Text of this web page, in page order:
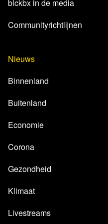
met als doel om de wereld
Steun je ons?
Lees 23 reacties
blckbx in de media
Communityrichtlijnen
Nieuws
Binnenland
Buitenland
Economie
Corona
Gezondheid
Klimaat
Livestreams